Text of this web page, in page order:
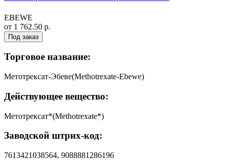
EBEWE
от 1 762.50 р.
Под заказ
Торговое название:
Метотрексат-Эбеве(Methotrexate-Ebewe)
Действующее вещество:
Метотрексат*(Methotrexate*)
Заводской штрих-код:
7613421038564, 9088881286196